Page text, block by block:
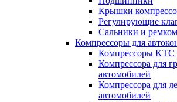
Крышки
Регулирующие
Сальники и
Компрессоры для
Компрессоры KTC
Компрессора для
автомобилей
Компрессора для
автомобилей